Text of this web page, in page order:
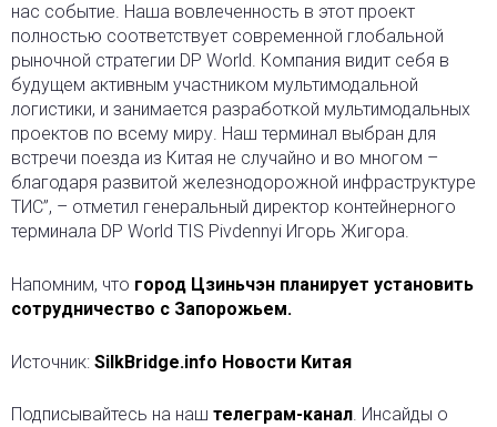
нас событие. Наша вовлеченность в этот проект
полностью соответствует современной глобальной
рыночной стратегии DP World. Компания видит себя в
будущем активным участником мультимодальной
логистики, и занимается разработкой мультимодальных
проектов по всему миру. Наш терминал выбран для
встречи поезда из Китая не случайно и во многом –
благодаря развитой железнодорожной инфраструктуре
ТИС”, – отметил генеральный директор контейнерного
терминала DP World TIS Pivdennyi Игорь Жигора.
Напомним, что город Цзиньчэн планирует установить
сотрудничество с Запорожьем.
Источник: SilkBridge.info Новости Китая
Подписывайтесь на наш телеграм-канал. Инсайды о